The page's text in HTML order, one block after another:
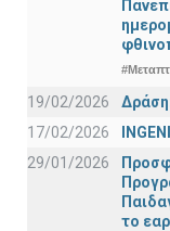
19/02/2026
17/02/2026
29/01/2026
το